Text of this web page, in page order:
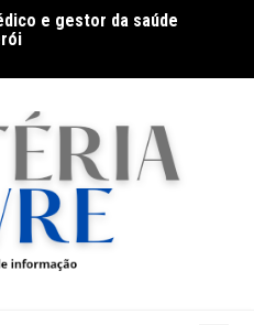
projeta duelo do Athletic